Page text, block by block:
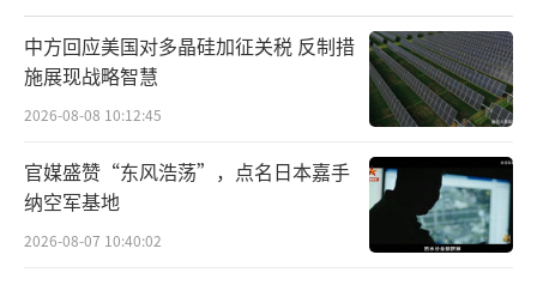
中方回应美国对多晶硅加征关税 反制措
施展现战略智慧
2026-08-08 10:12:45
官媒盛赞“东风浩荡”，点名日本嘉手
纳空军基地
2026-08-07 10:40:02